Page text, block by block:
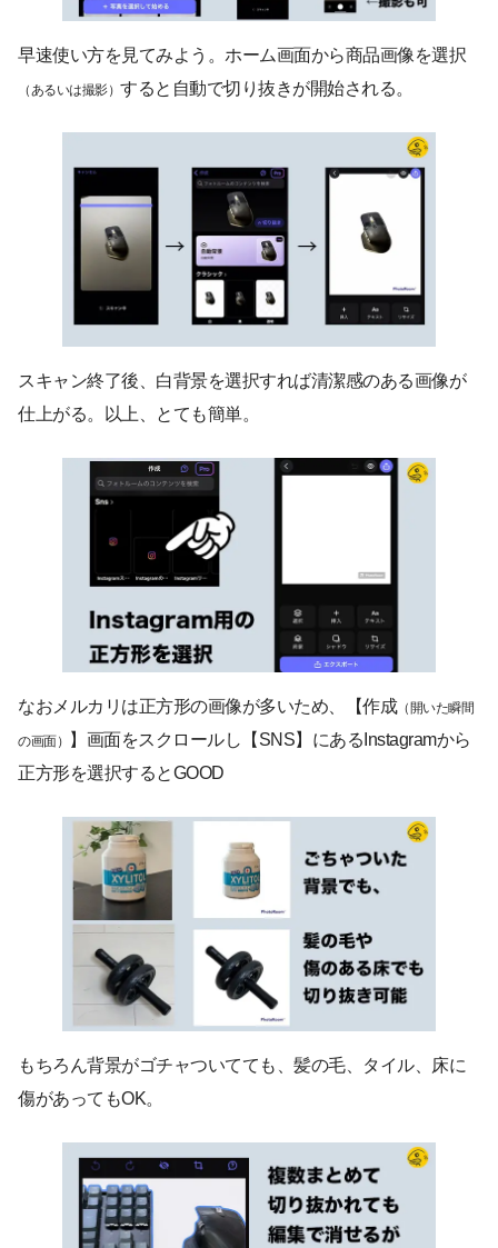
早速使い方を見てみよう。ホーム画面から商品画像を選択
（あるいは撮影） すると自動で切り抜きが開始される。
スキャン終了後、白背景を選択すれば清潔感のある画像が
仕上がる。以上、とても簡単。
なおメルカリは正方形の画像が多いため、【作成（開いた瞬間
の画面）
】画面をスクロールし【SNS】にあるInstagramから
正方形を選択するとGOOD
もちろん背景がゴチャついてても、髪の毛、タイル、床に
傷があってもOK。